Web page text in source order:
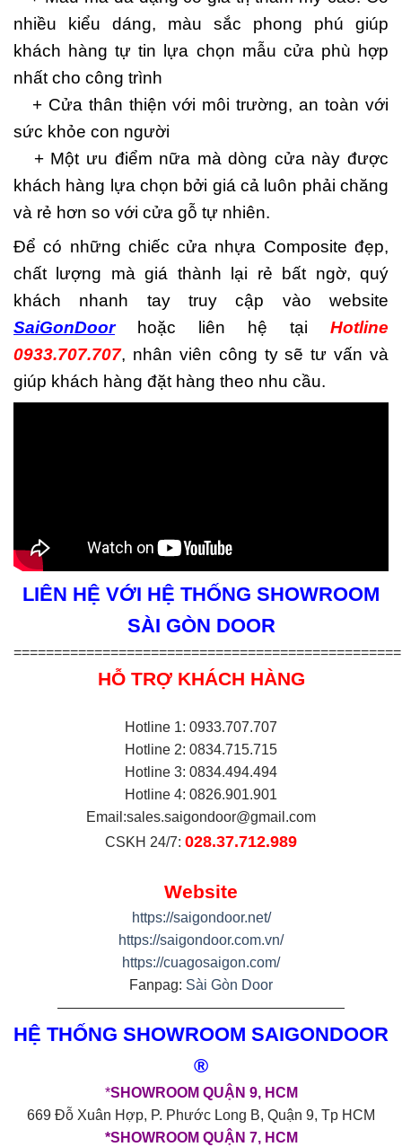
nhiều kiểu dáng, màu sắc phong phú giúp
khách hàng tự tin lựa chọn mẫu cửa phù hợp
nhất cho công trình
+ Cửa thân thiện với môi trường, an toàn với
sức khỏe con người
+ Một ưu điểm nữa mà dòng cửa này được
khách hàng lựa chọn bởi giá cả luôn phải chăng
và rẻ hơn so với cửa gỗ tự nhiên.
Để có những chiếc cửa nhựa Composite đẹp,
chất lượng mà giá thành lại rẻ bất ngờ, quý
khách nhanh tay truy cập vào website
SaiGonDoorhoặc liên hệ tại Hotline
0933.707.707, nhân viên công ty sẽ tư vấn và
giúp khách hàng đặt hàng theo nhu cầu.
LIÊN HỆ VỚI HỆ THỐNG SHOWROOM
SÀI GÒN DOOR
================================================
HỖ TRỢ KHÁCH HÀNG
Hotline 1: 0933.707.707
Hotline 2: 0834.715.715
Hotline 3: 0834.494.494
Hotline 4: 0826.901.901
Email:sales.saigondoor@gmail.com
CSKH 24/7: 028.37.712.989
Website
https://saigondoor.net/
https://saigondoor.com.vn/
https://cuagosaigon.com/
Fanpag: Sài Gòn Door
————————————————————
HỆ THỐNG SHOWROOM SAIGONDOOR
®
*SHOWROOM QUẬN 9, HCM
669 Đỗ Xuân Hợp, P. Phước Long B, Quận 9, Tp HCM
*SHOWROOM QUẬN 7, HCM